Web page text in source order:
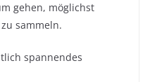
gehen, möglichst
sammeln.
spannendes